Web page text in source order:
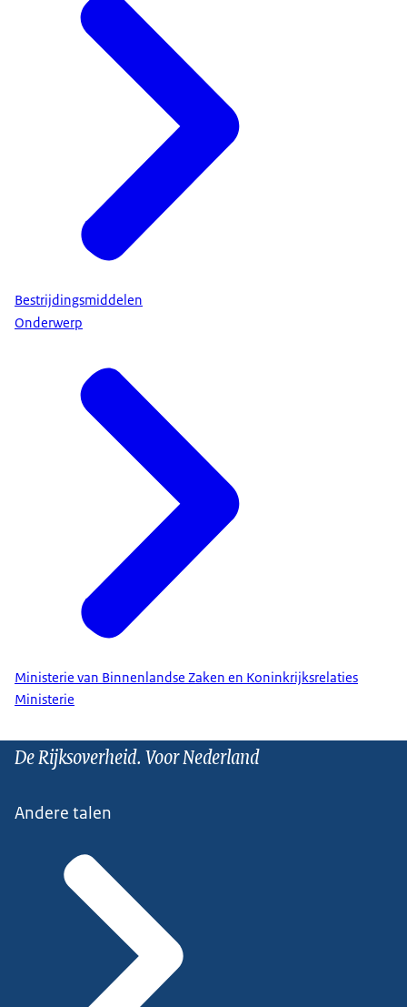
Bestrijdingsmiddelen
Onderwerp
Ministerie van Binnenlandse Zaken en Koninkrijksrelaties
Ministerie
De Rijksoverheid. Voor Nederland
Andere talen